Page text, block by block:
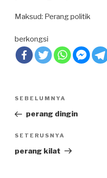
Maksud: Perang politik
berkongsi
Post
Previous
Post
SEBELUMNYA
perang dingin
Next
Post
SETERUSNYA
perang kilat